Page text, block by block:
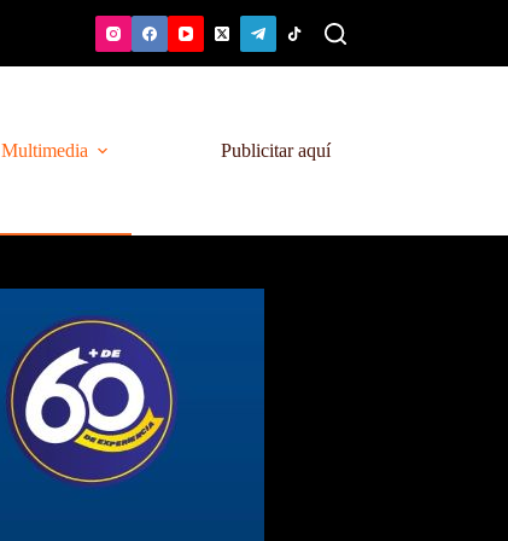
Multimedia Publicitar aquí